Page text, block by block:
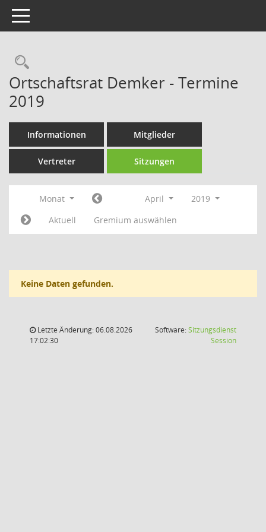
Toggle navigation
Rechercheauswahl
Ortschaftsrat Demker - Termine
2019
Informationen Mitglieder
Vertreter Sitzungen
Monat April
2019
Aktuell
Gremium auswählen
Keine Daten gefunden.
Letzte Änderung: 06.08.2026
17:02:30
Software:Sitzungsdienst
Session(Wird in